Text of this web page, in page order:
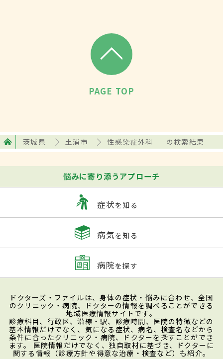
PAGE TOP
茨城県 土浦市 性感染症外科 の検索結果
悩みに寄り添うアプローチ
症状を知る
病気を知る
病院を探す
ドクターズ・ファイルは、身体の症状・悩みに合わせ、全国
のクリニック・病院、ドクターの情報を調べることができる
地域医療情報サイトです。
診療科目、行政区、沿線・駅、診療時間、医院の特徴などの
基本情報だけでなく、気になる症状、病名、検査名などから
条件に合ったクリニック・病院、ドクターを探すことができ
ます。 医院情報だけでなく、独自取材に基づき、ドクターに
関する情報（診療方針や得意な治療・検査など）も紹介。